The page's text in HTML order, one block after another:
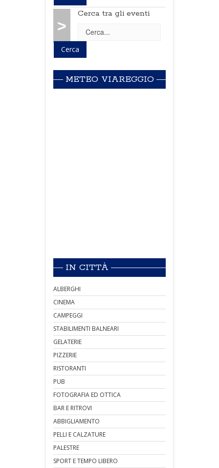
>
Cerca tra gli eventi
METEO VIAREGGIO
IN CITTÀ
ALBERGHI
CINEMA
CAMPEGGI
STABILIMENTI BALNEARI
GELATERIE
PIZZERIE
RISTORANTI
PUB
FOTOGRAFIA ED OTTICA
BAR E RITROVI
ABBIGLIAMENTO
PELLI E CALZATURE
PALESTRE
SPORT E TEMPO LIBERO